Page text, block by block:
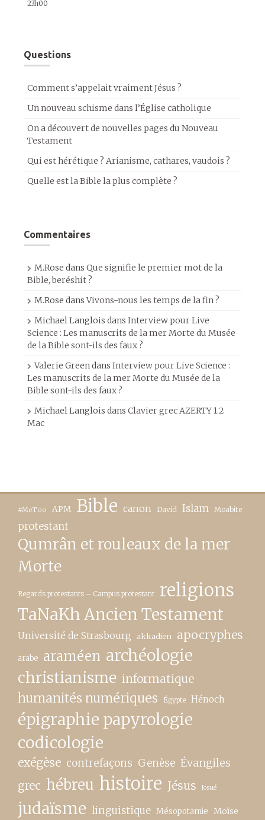
23h00
Questions
Comment s’appelait vraiment Jésus ?
Un nouveau schisme dans l’Église catholique
On a découvert de nouvelles pages du Nouveau
Testament
Qui est hérétique ? Arianisme, cathares, vaudois ?
Quelle est la Bible la plus complète ?
Commentaires
M.Rose dans Que signifie le premier mot de la
Bible, beréshit ?
M.Rose dansVivons-nous les temps de la fin ?
Michael Langlois dans Interview pour Live
Science : Les manuscrits de la mer Morte du Musée
de la Bible sont-ils des faux ?
Valerie Greendans Interview pour Live Science :
Les manuscrits de la mer Morte du Musée de la
Bible sont-ils des faux ?
Michael Langlois dans Clavier grec AZERTY 1.2
Mac
#MeToo APM Bible canon David Islam Moabite
protestant
Qumrân et rouleaux de la mer
Morte
Regards protestants – Campus protestant religions
TaNaKh Ancien Testament
Université de Strasbourg akkadien apocryphes
arabe araméen archéologie
christianisme informatique
humanités numériques Égypte Hénoch
épigraphie papyrologie
codicologie
exégèse contrefaçons Genèse Évangiles
grec hébreu histoire Jésus Josué
judaïsme linguistique Mésopotamie Moïse